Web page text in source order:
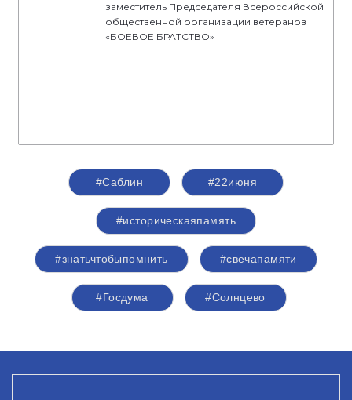
заместитель Председателя Всероссийской
общественной организации ветеранов
«БОЕВОЕ БРАТСТВО»
#Саблин #22июня
#историческаяпамять
#знатьчтобыпомнить #свечапамяти
#Госдума #Солнцево